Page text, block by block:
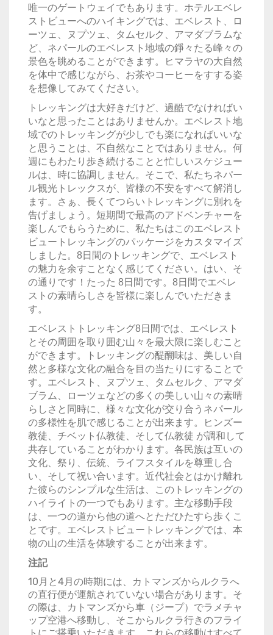
唯一のゲートウェイでもあります。ホテルエベレ
ストビューへのハイキングでは、エベレスト、ロ
ーツェ、ヌプツェ、タムセルク、アマダブラムな
ど、ネパールのエベレスト地域の錚々たる峰々の
景色を眺めることができます。ヒマラヤの大自然
を体中で感じながら、お茶やコーヒーをすする姿
を想像してみてください。
トレッキングは大好きだけど、過酷でなければい
いなと思ったことはありませんか。エベレスト地
域でのトレッキングが少しでも楽になればいいな
と思うことは、不自然なことではありません。何
週にもわたり歩き続けることと忙しいスケジュー
ルは、時に協調しません。そこで、私たちネパー
ル観光トレックスが、皆様の不安をすべて解消し
ます。さぁ、長くてつらいトレッキングに別れを
告げましょう。短期間で最高のアドベンチャーを
楽しんでもらうために、私たちはこのエベレスト
ビュートレッキングのパッケージをカスタマイズ
しました。8日間のトレッキングで、エベレスト
の魅力を余すことなく感じてください。はい、そ
の通りです！たった 8日間です。8日間でエベレ
ストの素晴らしさを皆様に楽しんでいただきま
す。
エベレストトレッキング8日間では、エベレスト
とその周囲を取り囲む山々を最大限に楽しむこと
ができます。トレッキングの醍醐味は、美しい自
然と多様な文化の融合を目の当たりにすることで
す。エベレスト、ヌプツェ、タムセルク、アマダ
ブラム、ローツェなどの多くの美しい山々の素晴
らしさと同時に、様々な文化が交り合うネパール
の多様性を肌で感じることが出来ます。ヒンズー
教徒、チベット仏教徒、そして仏教徒 が調和して
共存していることがわかります。各民族は互いの
文化、祭り、伝統、ライフスタイルを尊重し合
い、そして祝い合います。近代社会とはかけ離れ
た彼らのシンプルな生活は、このトレッキングの
ハイライトの一つでもあります。主な移動手段
は、一つの道から他の道へとただひたすら歩くこ
とです。エベレストビュートレッキングでは、本
物の山の生活を体験することが出来ます。
注記
10月と4月の時期には、カトマンズからルクラへ
の直行便が運航されていない場合があります。そ
の際は、カトマンズから車（ジープ）でラメチャ
ップ空港へ移動し、そこからルクラ行きのフライ